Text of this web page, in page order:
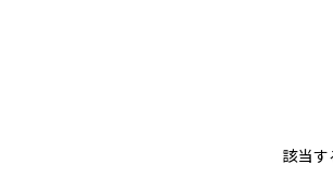
該当す